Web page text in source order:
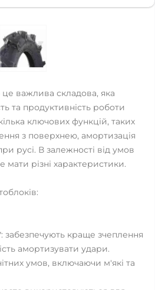
важлива складова, яка
та продуктивність роботи
ключових функцій, таких
з поверхнею, амортизація
русі. В залежності від умов
мати різні характеристики.
забезпечують краще зчеплення
амортизувати удари.
умов, включаючи м'які та